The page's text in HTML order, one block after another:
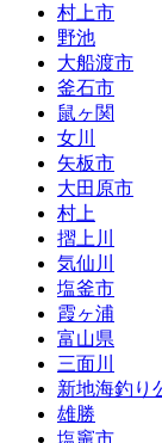
村上市
野池
大船渡市
釜石市
鼠ヶ関
女川
矢板市
大田原市
村上
摺上川
気仙川
塩釜市
霞ヶ浦
富山県
三面川
新地海釣り
雄勝
塩竈市